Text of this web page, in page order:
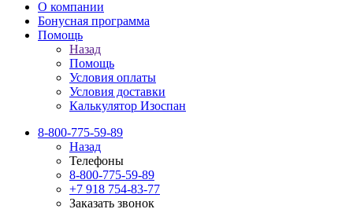
О компании
Бонусная программа
Помощь
Назад
Помощь
Условия оплаты
Условия доставки
Калькулятор Изоспан
8-800-775-59-89
Назад
Телефоны
8-800-775-59-89
+7 918 754-83-77
Заказать звонок